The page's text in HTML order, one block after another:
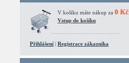
V košíku máte nákup za 0 Kč
Vstup do košíku
Přihlášení | Registrace zákazníka